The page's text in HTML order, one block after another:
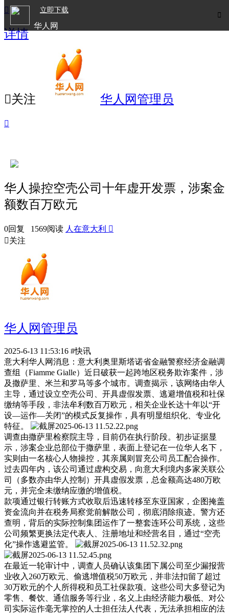

立即下载
华人网

详情
关注 华人网管理员

华人操控空壳公司十年虚开发票，涉案金
额数百万欧元
0回复 1569阅读 人在意大利 
关注
华人网管理员
2025-6-13 11:53:16 #快讯
意大利华人网消息：意大利奥里斯塔诺省金融警察经济金融调
查组（Fiamme Gialle）近日破获一起跨地区税务欺诈案件，涉
及撒萨里、米兰和罗马等多个城市。调查揭示，该网络由华人
主导，通过设立空壳公司、开具虚假发票、逃避增值税和社保
缴纳等手段，非法牟利数百万欧元，相关企业长达十年以“开
设—运作—关闭”的模式反复操作，具有明显组织化、专业化
特征。
调查由撒萨里检察院主导，目前仍在执行阶段。初步证据显
示，涉案企业总部位于撒萨里，表面上登记在一位华人名下，
实则由一名核心人物操控，其亲属则冒充公司员工配合操作。
过去四年内，该公司通过虚构交易，向意大利境内多家关联公
司（多数亦由华人控制）开具虚假发票，总金额高达480万欧
元，并完全未缴纳应缴的增值税。
款项通过银行转账方式收取后迅速转移至东亚国家，企图掩盖
资金流向并在税务局察觉前解散公司，彻底消除痕迹。警方还
查明，背后的实际控制集团运作了一整套连环公司系统，这些
公司频繁更换法定代表人、注册地址和经营名目，通过“空壳
化”操作逃避监管。
在最近一轮审计中，调查人员确认该集团下属公司至少漏报营
业收入260万欧元、偷逃增值税50万欧元，并非法扣留了超过
30万欧元的个人所得税和员工社保款项。这些公司大多登记为
零售、餐饮、通信服务等行业，名义上由经济能力极低、对公
司实际运作毫无掌控的人士担任法人代表，无法承担相应的法